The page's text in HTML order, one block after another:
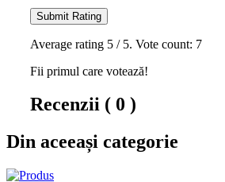
Submit Rating
Average rating 5 / 5. Vote count: 7
Fii primul care votează!
Recenzii ( 0 )
Din aceeași categorie